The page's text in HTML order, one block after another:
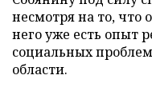
несмотря на то, что
него уже есть опыт
социальных
области.